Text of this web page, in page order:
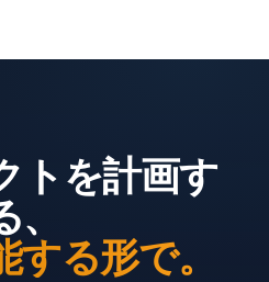
トを計画す
、
る形で。